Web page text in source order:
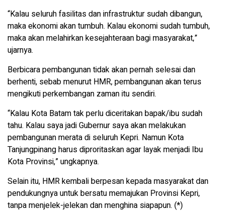
“Kalau seluruh fasilitas dan infrastruktur sudah dibangun,
maka ekonomi akan tumbuh. Kalau ekonomi sudah tumbuh,
maka akan melahirkan kesejahteraan bagi masyarakat,”
ujarnya.
Berbicara pembangunan tidak akan pernah selesai dan
berhenti, sebab menurut HMR, pembangunan akan terus
mengikuti perkembangan zaman itu sendiri.
“Kalau Kota Batam tak perlu diceritakan bapak/ibu sudah
tahu. Kalau saya jadi Gubernur saya akan melakukan
pembangunan merata di seluruh Kepri. Namun Kota
Tanjungpinang harus diproritaskan agar layak menjadi Ibu
Kota Provinsi,” ungkapnya.
Selain itu, HMR kembali berpesan kepada masyarakat dan
pendukungnya untuk bersatu memajukan Provinsi Kepri,
tanpa menjelek-jelekan dan menghina siapapun. (*)